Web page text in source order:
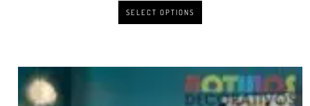
SELECT OPTIONS